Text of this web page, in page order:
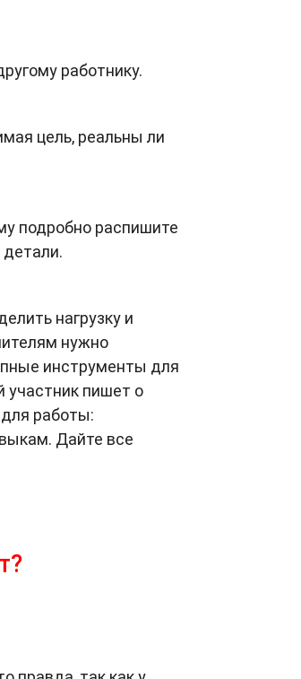
работнику.
цель, реальны ли
подробно распишите
нагрузку и
нужно
инструменты для
участник пишет о
работы:
Дайте все